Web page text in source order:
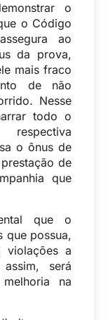
o
o Código
ao
da prova,
mais fraco
de não
Nesse
todo o
o ônus de
de
que
que o
que possua,
violações a
será
na